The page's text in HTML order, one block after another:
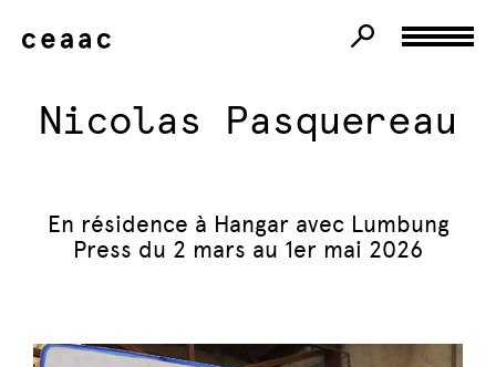
Nicolas Pasquereau
En résidence à Hangar avec Lumbung
Press du 2 mars au 1er mai 2026